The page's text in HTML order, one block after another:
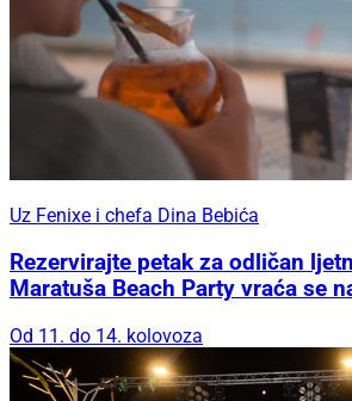
Uz Fenixe i chefa Dina Bebića
Rezervirajte petak za odličan
Maratuša Beach Party vraća se
Od 11. do 14. kolovoza